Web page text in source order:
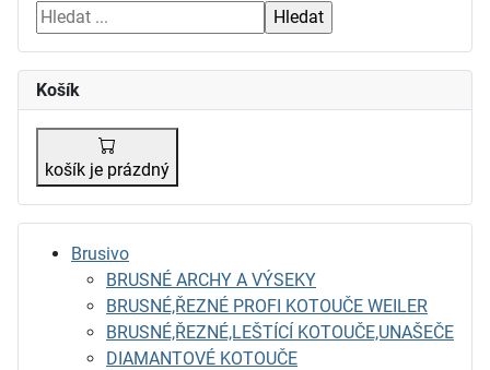
Košík
košík je prázdný
Brusivo
BRUSNÉ ARCHY A VÝSEKY
BRUSNÉ,ŘEZNÉ PROFI KOTOUČE WEILER
BRUSNÉ,ŘEZNÉ,LEŠTÍCÍ KOTOUČE,UNAŠEČE
DIAMANTOVÉ KOTOUČE